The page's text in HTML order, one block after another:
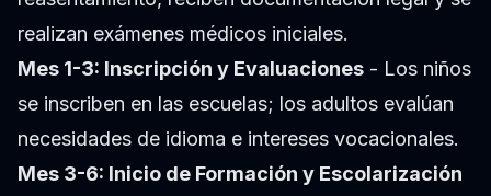
realizan exámenes médicos iniciales.
Mes 1-3: Inscripción y Evaluaciones - Los niños
se inscriben en las escuelas; los adultos evalúan
necesidades de idioma e intereses vocacionales.
Mes 3-6: Inicio de Formación y Escolarización